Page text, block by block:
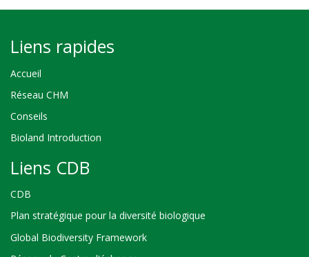
Liens rapides
Accueil
Réseau CHM
Conseils
Bioland Introduction
Liens CDB
CDB
Plan stratégique pour la diversité biologique
Global Biodiversity Framework